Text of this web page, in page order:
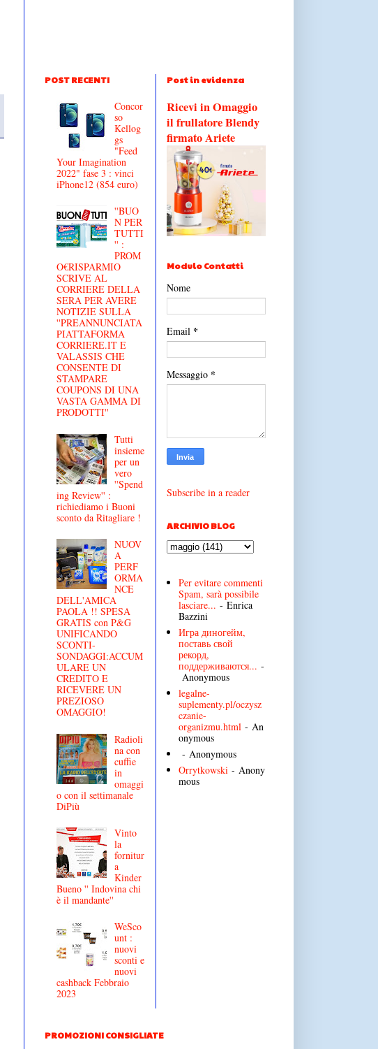
POST RECENTI
Concor
so
Kellog
gs
"Feed
Your Imagination
2022" fase 3 : vinci
iPhone12 (854 euro)
''BUO
N PER
TUTTI
'' :
PROM
O€RISPARMIO
SCRIVE AL
CORRIERE DELLA
SERA PER AVERE
NOTIZIE SULLA
''PREANNUNCIATA
PIATTAFORMA
CORRIERE.IT E
VALASSIS CHE
CONSENTE DI
STAMPARE
COUPONS DI UNA
VASTA GAMMA DI
PRODOTTI''
Tutti
insieme
per un
vero
''Spend
ing Review'' :
richiediamo i Buoni
sconto da Ritagliare !
NUOV
A
PERF
ORMA
NCE
DELL'AMICA
PAOLA !! SPESA
GRATIS con P&G
UNIFICANDO
SCONTI-
SONDAGGI:ACCUM
ULARE UN
CREDITO E
RICEVERE UN
PREZIOSO
OMAGGIO!
Radioli
na con
cuffie
in
omaggi
o con il settimanale
DiPiù
Vinto
la
fornitur
a
Kinder
Bueno '' Indovina chi
è il mandante''
WeSco
unt :
nuovi
sconti e
nuovi
cashback Febbraio
2023
Post in evidenza
Ricevi in Omaggio
il frullatore Blendy
firmato Ariete
Modulo Contatti
Nome
Email *
Messaggio *
Subscribe in a reader
ARCHIVIO BLOG
Per evitare commenti
Spam, sarà possibile
lasciare... - Enrica
Bazzini
Игра диногейм,
поставь свой
рекорд,
поддерживаются... -
Anonymous
legalne-
suplementy.pl/oczysz
czanie-
organizmu.html - An
onymous
- Anonymous
Orrytkowski - Anony
mous
PROMOZIONI CONSIGLIATE